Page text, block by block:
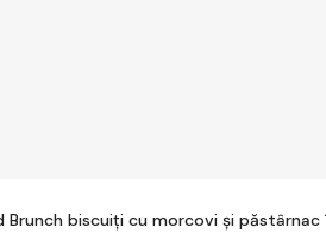
Brunch biscuiți cu morcovi și păstârnac